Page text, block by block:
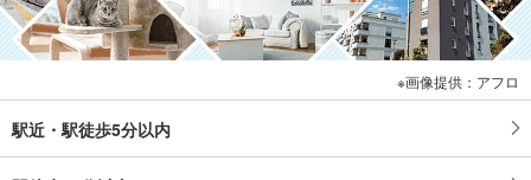
画像提供：アフロ
駅近・駅徒歩5分以内